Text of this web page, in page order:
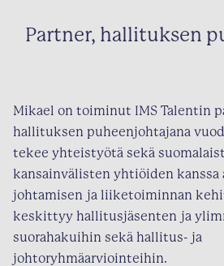
Partner, hallituksen
Mikael on toiminut IMS Talentin
hallituksen puheenjohtajana
tekee yhteistyötä sekä
kansainvälisten yhtiöiden kanssa
johtamisen ja liiketoiminnan
keskittyy hallitusjäsenten ja
suorahakuihin sekä hallitus- ja
johtoryhmäarviointeihin.